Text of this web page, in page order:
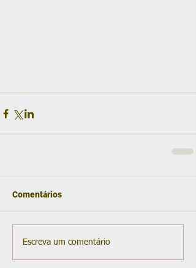
Comentários
Escreva um comentário